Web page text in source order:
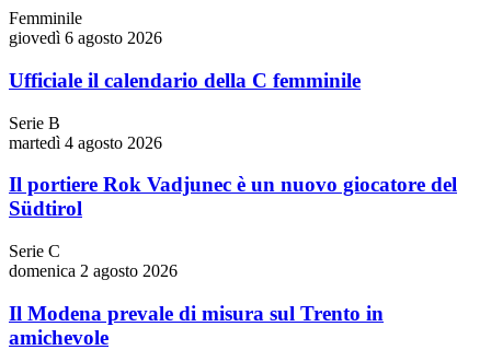
Femminile
giovedì 6 agosto 2026
Ufficiale il calendario della C femminile
Serie B
martedì 4 agosto 2026
Il portiere Rok Vadjunec è un nuovo giocatore del
Südtirol
Serie C
domenica 2 agosto 2026
Il Modena prevale di misura sul Trento in
amichevole